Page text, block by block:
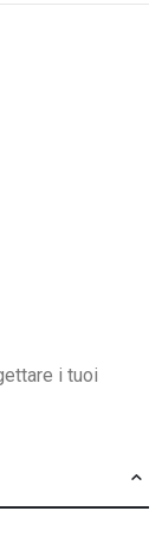
i tuoi